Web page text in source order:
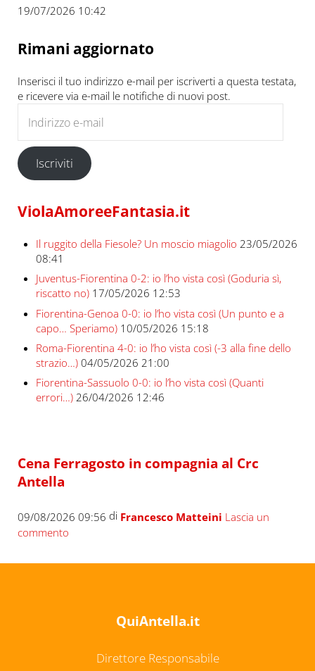
19/07/2026 10:42
Rimani aggiornato
Inserisci il tuo indirizzo e-mail per iscriverti a questa testata,
e ricevere via e-mail le notifiche di nuovi post.
Iscriviti
ViolaAmoreeFantasia.it
Il ruggito della Fiesole? Un moscio miagolio 23/05/2026
08:41
Juventus-Fiorentina 0-2: io l’ho vista così (Goduria sì,
riscatto no) 17/05/2026 12:53
Fiorentina-Genoa 0-0: io l’ho vista così (Un punto e a
capo… Speriamo) 10/05/2026 15:18
Roma-Fiorentina 4-0: io l’ho vista così (-3 alla fine dello
strazio…) 04/05/2026 21:00
Fiorentina-Sassuolo 0-0: io l’ho vista così (Quanti
errori…) 26/04/2026 12:46
Cena Ferragosto in compagnia al Crc
Antella
09/08/2026 09:56 di Francesco Matteini Lascia un
commento
QuiAntella.it
Direttore Responsabile